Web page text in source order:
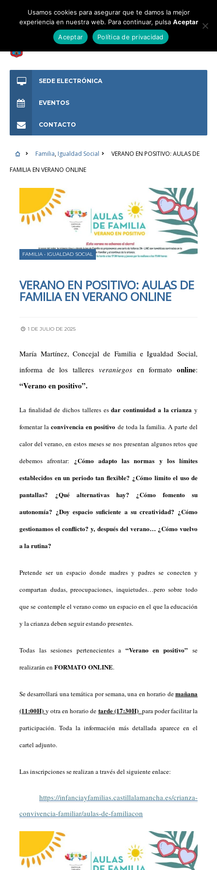
SEDE ELECTRÓNICA
EVENTOS
CONTACTO
Familia, Igualdad Social
VERANO EN POSITIVO: AULAS DE
FAMILIA EN VERANO ONLINE
FAMILIA • IGUALDAD SOCIAL
VERANO EN POSITIVO: AULAS DE
FAMILIA EN VERANO ONLINE
1 DE JULIO DE 2025
María Martínez, Concejal de Familia e Igualdad Social,
informa de los talleres veraniegos en formatoonline:
“Verano en positivo”.
La finalidad de dichos talleres esdar continuidad a la crianza y
fomentar la convivencia en positivo de toda la familia. A parte del
calor del verano, en estos meses se nos presentan algunos retos que
debemos afrontar:
¿Cómo adapto las normas y los límites
establecidos en un periodo tan flexible? ¿Cómo limito el uso de
pantallas? ¿Qué alternativas hay? ¿Cómo fomento su
autonomía? ¿Doy espacio suficiente a su creatividad? ¿Cómo
gestionamos el conflicto? y, después del verano… ¿Cómo vuelvo
a la rutina?
Pretende ser un espacio donde madres y padres se conecten y
compartan dudas, preocupaciones, inquietudes…pero sobre todo
que se contemple el verano como un espacio en el que la educación
y la crianza deben seguir estando presentes.
Todas las sesiones pertenecientes a “Verano en positivo” se
realizarán en FORMATO ONLINE.
Se desarrollará una temática por semana, una en horario demañana
(11:00H) y otra en horario de tarde (17:30H) para poder facilitar la
participación. Toda la información más detallada aparece en el
cartel adjunto.
Las inscripciones se realizan a través del siguiente enlace:
https://infanciayfamilias.castillalamancha.es/crianza-
convivencia-familiar/aulas-de-familiacon
Usamos cookies para asegurar que te damos la mejor
experiencia en nuestra web. Para continuar, pulsa Aceptar
Aceptar
Política de privacidad